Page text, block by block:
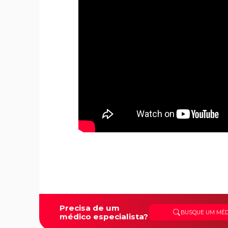
Precisa de um
médico especialista?
BUSQUE UM